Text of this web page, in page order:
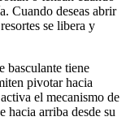
Cuando deseas abrir
se libera y
basculante tiene
pivotar hacia
el mecanismo de
hacia arriba desde su